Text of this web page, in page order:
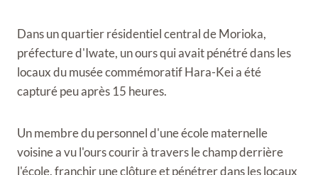
Dans un quartier résidentiel central de Morioka,
préfecture d'Iwate, un ours qui avait pénétré dans les
locaux du musée commémoratif Hara-Kei a été
capturé peu après 15 heures.
Un membre du personnel d'une école maternelle
voisine a vu l'ours courir à travers le champ derrière
l'école, franchir une clôture et pénétrer dans les locaux